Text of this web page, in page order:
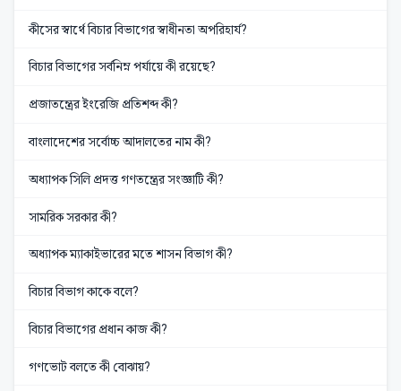
কীসের স্বার্থে বিচার বিভাগের স্বাধীনতা অপরিহার্য?
বিচার বিভাগের সর্বনিম্ন পর্যায়ে কী রয়েছে?
প্রজাতন্ত্রের ইংরেজি প্রতিশব্দ কী?
বাংলাদেশের সর্বোচ্চ আদালতের নাম কী?
অধ্যাপক সিলি প্রদত্ত গণতন্ত্রের সংজ্ঞাটি কী?
সামরিক সরকার কী?
অধ্যাপক ম্যাকাইভারের মতে শাসন বিভাগ কী?
বিচার বিভাগ কাকে বলে?
বিচার বিভাগের প্রধান কাজ কী?
গণভোট বলতে কী বোঝায়?